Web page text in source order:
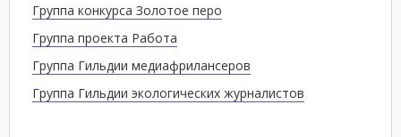
Группа конкурса Золотое перо
Группа проекта Работа
Группа Гильдии медиафрилансеров
Группа Гильдии экологических журналистов